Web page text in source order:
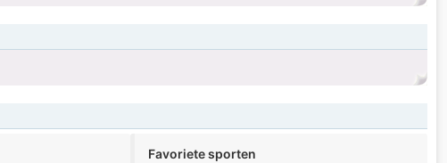
Favoriete sporten